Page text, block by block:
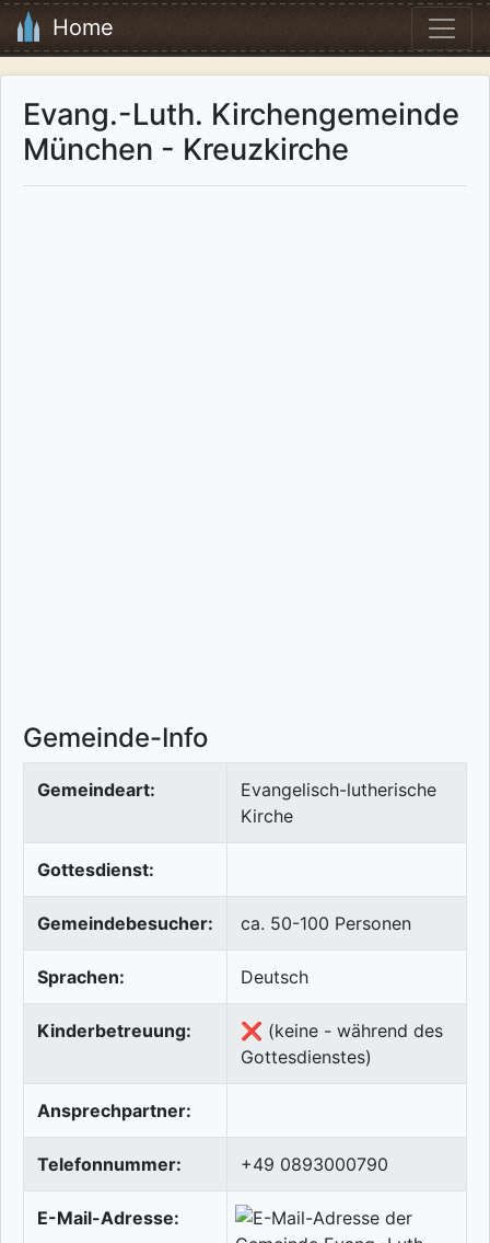
Home
Evang.-Luth. Kirchengemeinde
München - Kreuzkirche
Gemeinde-Info
Gemeindeart:
Evangelisch-lutherische
Kirche
Gottesdienst:
Gemeindebesucher: ca. 50-100 Personen
Sprachen: Deutsch
Kinderbetreuung:
❌ (keine - während des
Gottesdienstes)
Ansprechpartner:
Telefonnummer: +49 0893000790
E-Mail-Adresse: